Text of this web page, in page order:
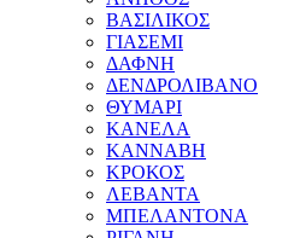
ΒΑΣΙΛΙΚΟΣ
ΓΙΑΣΕΜΙ
ΔΑΦΝΗ
ΔΕΝΔΡΟΛΙΒΑΝΟ
ΘΥΜΑΡΙ
ΚΑΝΕΛΑ
ΚΑΝΝΑΒΗ
ΚΡΟΚΟΣ
ΛΕΒΑΝΤΑ
ΜΠΕΛΑΝΤΟΝΑ